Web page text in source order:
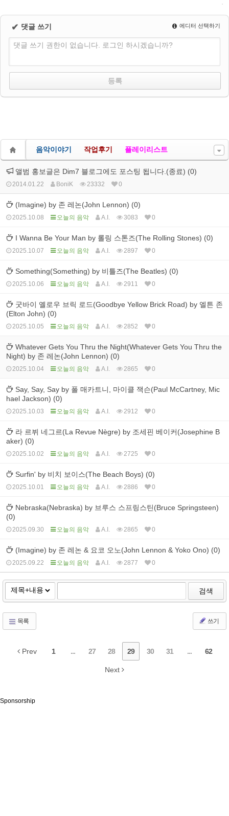
✔ 댓글 쓰기 에디터 선택하기
댓글 쓰기 권한이 없습니다. 로그인 하시겠습니까?
음악이야기 작업후기 플레이리스트
앨범 홍보글은 Dim7 블로그에도 포스팅 됩니다.(종료) (0)
2014.01.22 BoniK 23332 0
(Imagine) by 존 레논(John Lennon) (0)
2025.10.08 오늘의 음악 A.I. 3083 0
I Wanna Be Your Man by 롤링 스톤즈(The Rolling Stones) (0)
2025.10.07 오늘의 음악 A.I. 2897 0
Something(Something) by 비틀즈(The Beatles) (0)
2025.10.06 오늘의 음악 A.I. 2911 0
굿바이 옐로우 브릭 로드(Goodbye Yellow Brick Road) by 엘튼 존
(Elton John) (0)
2025.10.05 오늘의 음악 A.I. 2852 0
Whatever Gets You Thru the Night(Whatever Gets You Thru the
Night) by 존 레논(John Lennon) (0)
2025.10.04 오늘의 음악 A.I. 2865 0
Say, Say, Say by 폴 매카트니, 마이클 잭슨(Paul McCartney, Mic
hael Jackson) (0)
2025.10.03 오늘의 음악 A.I. 2912 0
라 르뷔 네그르(La Revue Nègre) by 조세핀 베이커(Josephine B
aker) (0)
2025.10.02 오늘의 음악 A.I. 2725 0
Surfin' by 비치 보이스(The Beach Boys) (0)
2025.10.01 오늘의 음악 A.I. 2886 0
Nebraska(Nebraska) by 브루스 스프링스틴(Bruce Springsteen)
(0)
2025.09.30 오늘의 음악 A.I. 2865 0
(Imagine) by 존 레논 & 요코 오노(John Lennon & Yoko Ono) (0)
2025.09.22 오늘의 음악 A.I. 2877 0
검색
목록 쓰기
Prev 1 ... 27 28 29 30 31 ... 62
Next
Sponsorship